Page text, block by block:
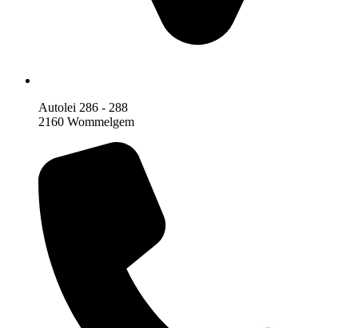
Autolei 286 - 288
2160 Wommelgem